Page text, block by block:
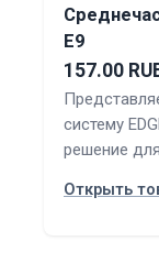
E9
157.00
систему
решение
Открыть